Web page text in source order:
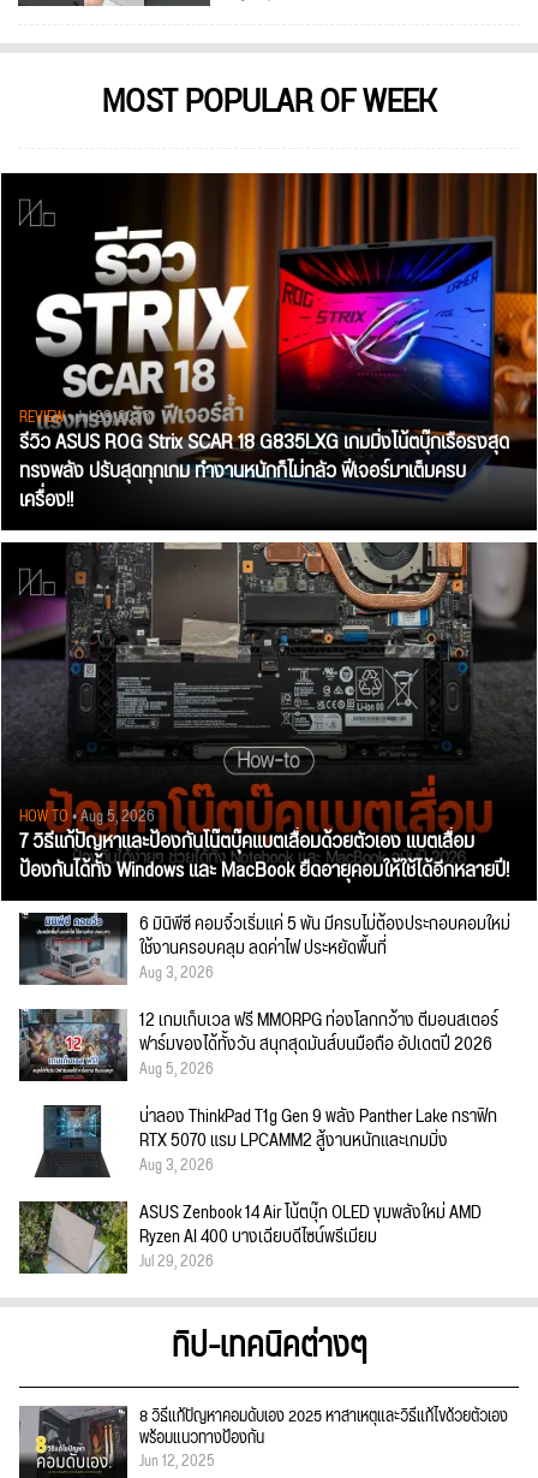
MOST POPULAR OF WEEK
REVIEW• Jul 28, 2026
รีวิว ASUS ROG Strix SCAR 18 G835LXG เกมมิ่งโน้ตบุ๊กเรือธงสุด
ทรงพลัง ปรับสุดทุกเกม ทำงานหนักก็ไม่กลัว ฟีเจอร์มาเต็มครบ
เครื่อง!!
HOW TO• Aug 5, 2026
7 วิธีแก้ปัญหาและป้องกันโน๊ตบุ๊คแบตเสื่อมด้วยตัวเอง แบตเสื่อม
ป้องกันได้ทั้ง Windows และ MacBook ยืดอายุคอมให้ใช้ได้อีกหลายปี!
6 มินิพีซี คอมจิ๋วเริ่มแค่ 5 พัน มีครบไม่ต้องประกอบคอมใหม่
ใช้งานครอบคลุม ลดค่าไฟ ประหยัดพื้นที่
Aug 3, 2026
12 เกมเก็บเวล ฟรี MMORPG ท่องโลกกว้าง ตีมอนสเตอร์
ฟาร์มของได้ทั้งวัน สนุกสุดมันส์บนมือถือ อัปเดตปี 2026
Aug 5, 2026
น่าลอง ThinkPad T1g Gen 9 พลัง Panther Lake กราฟิก
RTX 5070 แรม LPCAMM2 สู้งานหนักและเกมมิ่ง
Aug 3, 2026
ASUS Zenbook 14 Air โน้ตบุ๊ก OLED ขุมพลังใหม่ AMD
Ryzen AI 400 บางเฉียบดีไซน์พรีเมียม
Jul 29, 2026
ทิป-เทคนิคต่างๆ
8 วิธีแก้ปัญหาคอมดับเอง 2025 หาสาเหตุและวิธีแก้ไขด้วยตัวเอง
พร้อมแนวทางป้องกัน
Jun 12, 2025